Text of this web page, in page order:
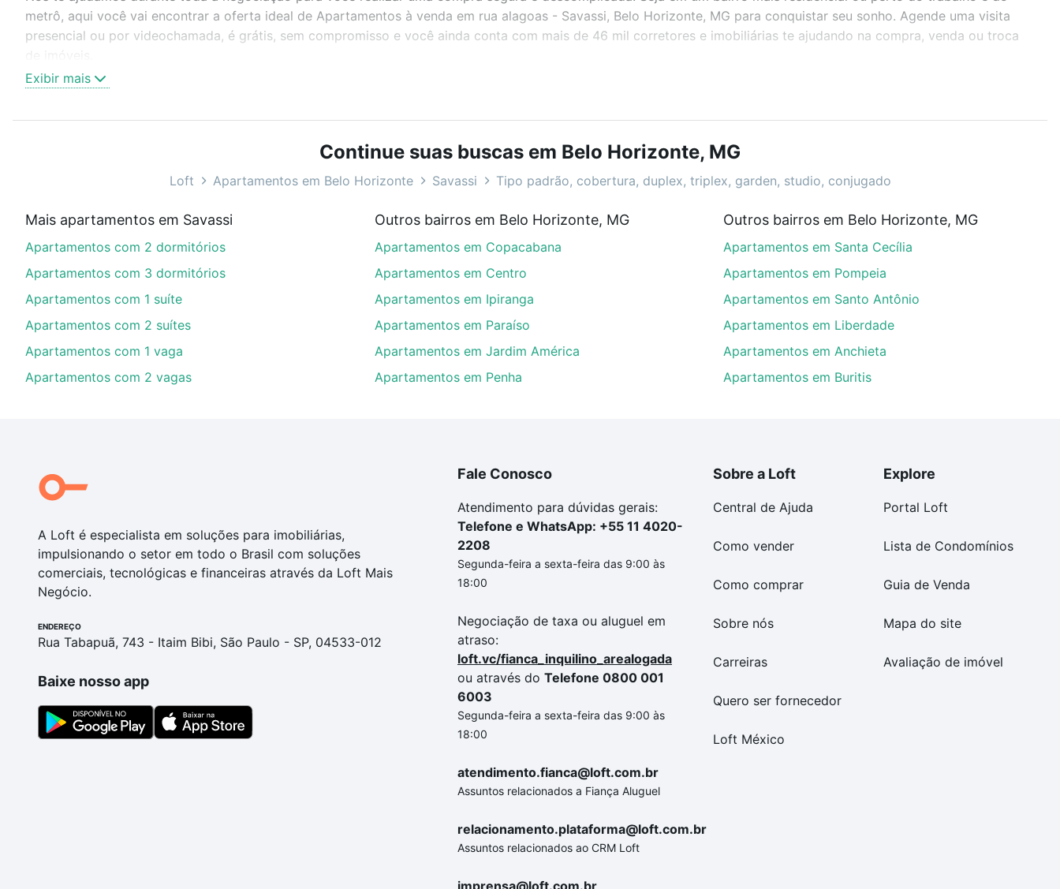
metrô, aqui você vai encontrar a oferta ideal de Apartamentos à venda em rua alagoas - Savassi, Belo Horizonte, MG para conquistar seu sonho. Agende uma visita
presencial ou por videochamada, é grátis, sem compromisso e você ainda conta com mais de 46 mil corretores e imobiliárias te ajudando na compra, venda ou troca
Como escolher um imóvel?
Use barra de busca no topo para pesquisar por ruas, bairros e até condomínios favoritos. Você também pode usar os filtros como quantidade de quartos, suítes, com
ou sem vaga de garagem para combinar perfeitamente com o preço, metragem e comodidades, como piscina, academia, salão de festas ou área verde e encontrar
Apartamentos à venda em rua alagoas - Savassi, Belo Horizonte, MG ideal para você na Loft.
Aqui na Loft temos a oferta ideal para você, com Apartamentos à venda em rua alagoas - Savassi, Belo Horizonte, MG que custam a partir de R$ 0 e com nossas
opções de financiamento imobiliário as parcelas podem se adequar ao seu orçamento. Se ainda tem alguma dúvida dos custos envolvidos no processo de compra,
veja em nosso portal quanto custa comprar um apartamento e conte com a gente para comprar o imóvel dos seus sonhos com segurança e conforto. Loft, com você
Exibir mais
Continue suas buscas em Belo Horizonte, MG
Loft Apartamentos em Belo Horizonte Savassi Tipo padrão, cobertura, duplex, triplex, garden, studio, conjugado
Mais apartamentos em Savassi
Apartamentos com 2 dormitórios
Apartamentos com 3 dormitórios
Apartamentos com 1 suíte
Apartamentos com 2 suítes
Apartamentos com 1 vaga
Apartamentos com 2 vagas
Outros bairros em Belo Horizonte, MG
Apartamentos em Copacabana
Apartamentos em Centro
Apartamentos em Ipiranga
Apartamentos em Paraíso
Apartamentos em Jardim América
Apartamentos em Penha
Outros bairros em Belo Horizonte, MG
Apartamentos em Santa Cecília
Apartamentos em Pompeia
Apartamentos em Santo Antônio
Apartamentos em Liberdade
Apartamentos em Anchieta
Apartamentos em Buritis
A Loft é especialista em soluções para imobiliárias,
impulsionando o setor em todo o Brasil com soluções
comerciais, tecnológicas e financeiras através da Loft Mais
Negócio.
ENDEREÇO
Rua Tabapuã, 743 - Itaim Bibi, São Paulo - SP, 04533-012
Baixe nosso app
Fale Conosco
Atendimento para dúvidas gerais:
Telefone e WhatsApp: +55 11 4020-
2208
Segunda-feira a sexta-feira das 9:00 às
18:00
Negociação de taxa ou aluguel em
atraso:
loft.vc/fianca_inquilino_arealogada
ou através do Telefone 0800 001
6003
Segunda-feira a sexta-feira das 9:00 às
18:00
atendimento.fianca@loft.com.br
Assuntos relacionados a Fiança Aluguel
relacionamento.plataforma@loft.com.br
Assuntos relacionados ao CRM Loft
imprensa@loft.com.br
Sobre a Loft
Central de Ajuda
Como vender
Como comprar
Sobre nós
Carreiras
Quero ser fornecedor
Loft México
Explore
Portal Loft
Lista de Condomínios
Guia de Venda
Mapa do site
Avaliação de imóvel